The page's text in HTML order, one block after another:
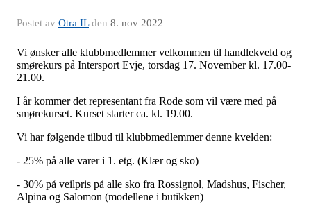
Postet av Otra ILden 8. nov 2022
Vi ønsker alle klubbmedlemmer velkommen til handlekveld og
smørekurs på Intersport Evje, torsdag 17. November kl. 17.00-
21.00.
I år kommer det representant fra Rode som vil være med på
smørekurset. Kurset starter ca. kl. 19.00.
Vi har følgende tilbud til klubbmedlemmer denne kvelden:
- 25% på alle varer i 1. etg. (Klær og sko)
- 30% på veilpris på alle sko fra Rossignol, Madshus, Fischer,
Alpina og Salomon (modellene i butikken)